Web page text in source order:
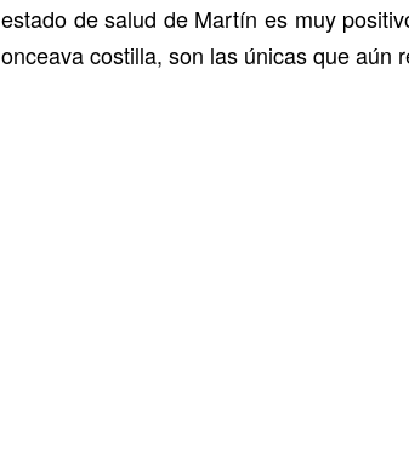
estado de salud de Martín es muy
onceava costilla, son las únicas que aún